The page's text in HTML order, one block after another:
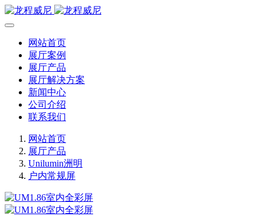
网站首页
展厅案例
展厅产品
展厅解决方案
新闻中心
公司介绍
联系我们
网站首页
展厅产品
Unilumin洲明
户内常规屏